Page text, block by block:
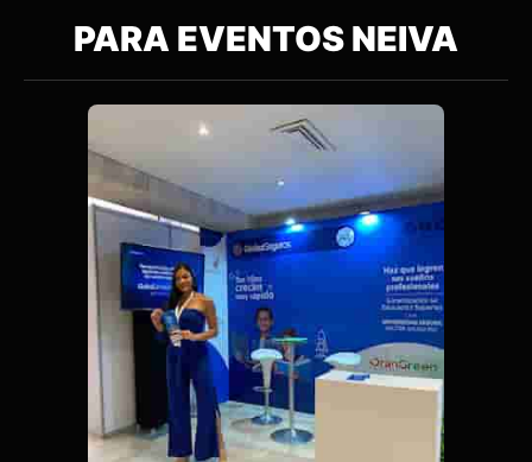
PARA EVENTOS NEIVA